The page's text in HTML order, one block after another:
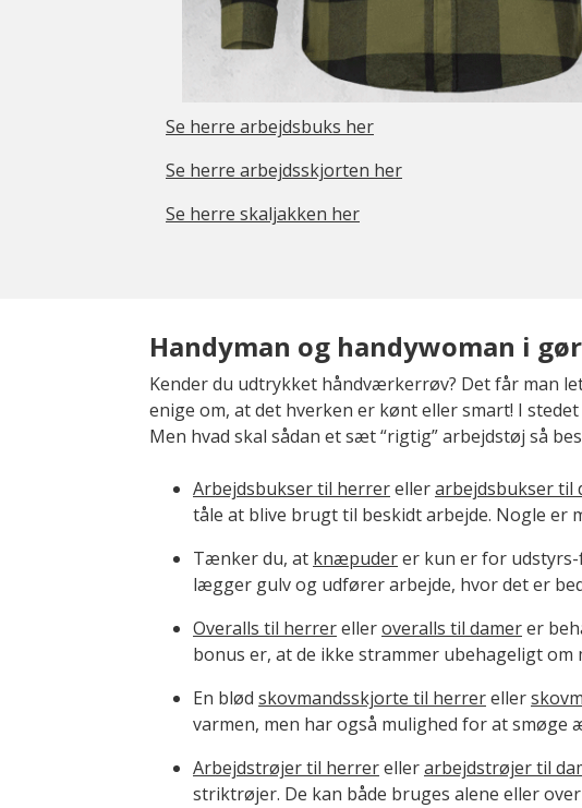
Se herre arbejdsbuks her
Se herre arbejdsskjorten her
Se herre skaljakken her
Handyman og handywoman i
Kender du udtrykket håndværkerrøv? Det får man
enige om, at det hverken er kønt eller smart! I
Men hvad skal sådan et sæt “rigtig” arbejdstøj så
Arbejdsbukser til herrerellerarbejdsbukser til
tåle at blive brugt til beskidt arbejde. Nogle
Tænker du, at knæpuderer kun er for
lægger gulv og udfører arbejde, hvor det er
Overalls til herrerelleroveralls til damerer
bonus er, at de ikke strammer ubehageligt om
En blød skovmandsskjorte til herrereller
varmen, men har også mulighed for at
Arbejdstrøjer til herrerellerarbejdstrøjer til
striktrøjer. De kan både bruges alene eller